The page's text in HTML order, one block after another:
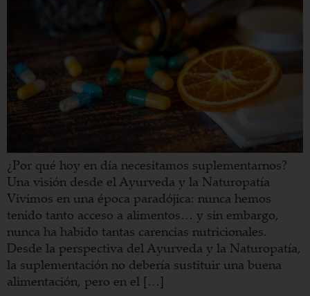
¿Por qué hoy en día necesitamos suplementarnos?
Una visión desde el Ayurveda y la Naturopatía
Vivimos en una época paradójica: nunca hemos
tenido tanto acceso a alimentos… y sin embargo,
nunca ha habido tantas carencias nutricionales.
Desde la perspectiva del Ayurveda y la Naturopatía,
la suplementación no debería sustituir una buena
alimentación, pero en el […]